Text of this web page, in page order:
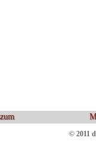
© 2011